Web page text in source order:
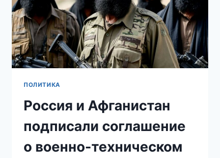
ПОЛИТИКА
Россия и Афганистан
подписали соглашение
о военно-техническом